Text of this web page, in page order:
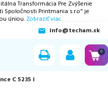
Transformácia Pre Zvýšenie
Spoločnosti Printmania s.r.o" je
úniou. Zobraziť viac.
info@techam.sk
0
C 5235 i